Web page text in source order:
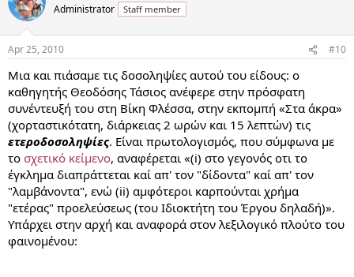
Administrator Staff member
Apr 25, 2010 #10
Μια και πιάσαμε τις δοσοληψίες αυτού του είδους: ο
καθηγητής Θεοδόσης Τάσιος ανέφερε στην πρόσφατη
συνέντευξή του στη Βίκη Φλέσσα, στην εκπομπή «Στα άκρα»
(χορταστικότατη, διάρκειας 2 ωρών και 15 λεπτών) τις
ετεροδοσοληψίες. Είναι πρωτολογισμός, που σύμφωνα με
το σχετικό κείμενο, αναφέρεται «(i) στο γεγονός οτι το
έγκλημα διαπράττεται καί απ' τον "δίδοντα" καί απ' τον
"λαμβάνοντα", ενώ (ii) αμφότεροι καρπούνται χρήμα
"ετέρας" προελεύσεως (του Ιδιοκτήτη του Έργου δηλαδή)».
Υπάρχει στην αρχή και αναφορά στον λεξιλογικό πλούτο του
φαινομένου: